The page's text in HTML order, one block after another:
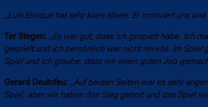
„Luis Enrique hat sehr klare Ideen. Er motiviert uns
Ter Stegen: „Es war gut, dass ich gespielt habe. Ich
gespielt und ich persönlich war nicht nervös. Im Spiel
Spiel und ich glaube, dass wir einen guten Job
Gerard Deulofeu: „Auf beiden Seiten war es sehr
Spiel, aber wir haben den Sieg geholt und das Spiel